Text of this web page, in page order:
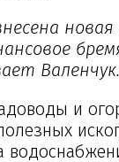
Валенчук.
и